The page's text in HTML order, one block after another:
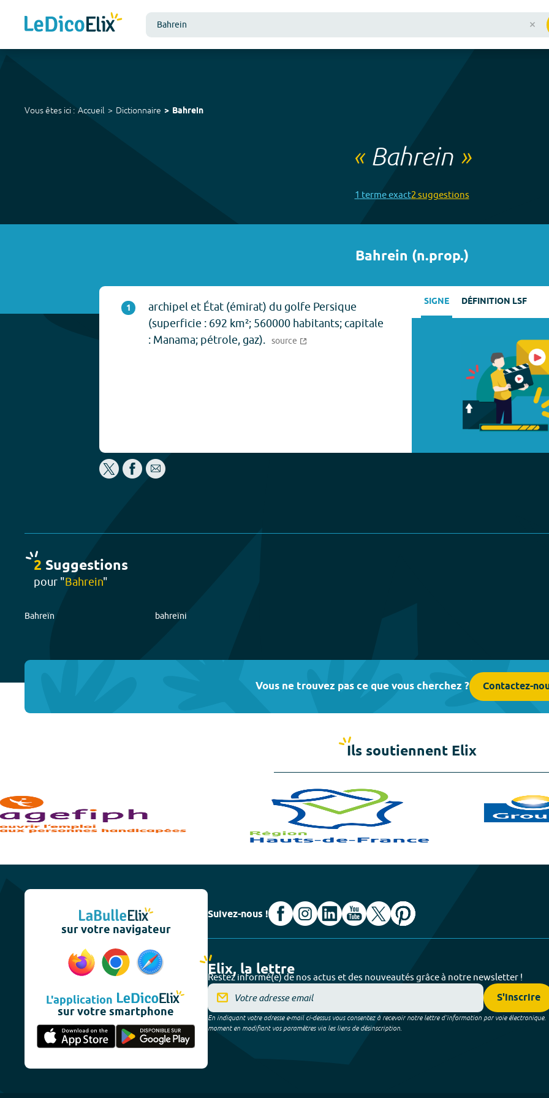
Vous êtes ici : Accueil Dictionnaire Bahrein
« Bahrein»
1 termeexact2 suggestions
Bahrein (n.prop.)
1
archipel et État (émirat) du golfe Persique
(superficie : 692 km²; 560000 habitants; capitale
: Manama; pétrole, gaz). source
SIGNE DÉFINITION LSF
2 Suggestions
pour "Bahrein"
Bahreïn bahreïni
Vous ne trouvez pas ce que vous cherchez ? Contactez-
Ils soutiennent Elix
sur votre navigateur
L'application
sur votre smartphone
Suivez-nous !
Elix, la lettre
Restez informé(e) de nos actus et des nouveautés grâce à notre newsletter !
S'inscrire
En indiquant votre adresse e-mail ci-dessus vous consentez à recevoir notre lettre d’information par voie électronique.
moment en modifiant vos paramètres via les liens de désinscription.